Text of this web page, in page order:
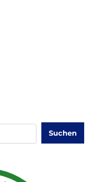
Suchen